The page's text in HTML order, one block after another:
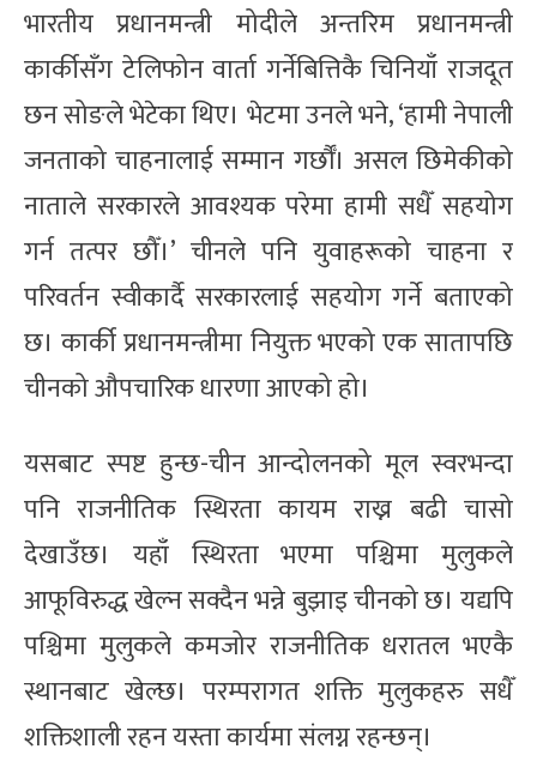
भारतीय प्रधानमन्त्री मोदीले अन्तरिम प्रधानमन्त्री
कार्कीसँग टेलिफोन वार्ता गर्नेबित्तिकै चिनियाँ राजदूत
छन सोङले भेटेका थिए। भेटमा उनले भने, ‘हामी नेपाली
जनताको चाहनालाई सम्मान गर्छौँ। असल छिमेकीको
नाताले सरकारले आवश्यक परेमा हामी सधैँ सहयोग
गर्न तत्पर छौँ।’ चीनले पनि युवाहरूको चाहना र
परिवर्तन स्वीकार्दै सरकारलाई सहयोग गर्ने बताएको
छ। कार्की प्रधानमन्त्रीमा नियुक्त भएको एक सातापछि
चीनको औपचारिक धारणा आएको हो।
यसबाट स्पष्ट हुन्छ-चीन आन्दोलनको मूल स्वरभन्दा
पनि राजनीतिक स्थिरता कायम राख्न बढी चासो
देखाउँछ। यहाँ स्थिरता भएमा पश्चिमा मुलुकले
आफूविरुद्ध खेल्न सक्दैन भन्ने बुझाइ चीनको छ। यद्यपि
पश्चिमा मुलुकले कमजोर राजनीतिक धरातल भएकै
स्थानबाट खेल्छ। परम्परागत शक्ति मुलुकहरु सधैँ
शक्तिशाली रहन यस्ता कार्यमा संलग्न रहन्छन्।